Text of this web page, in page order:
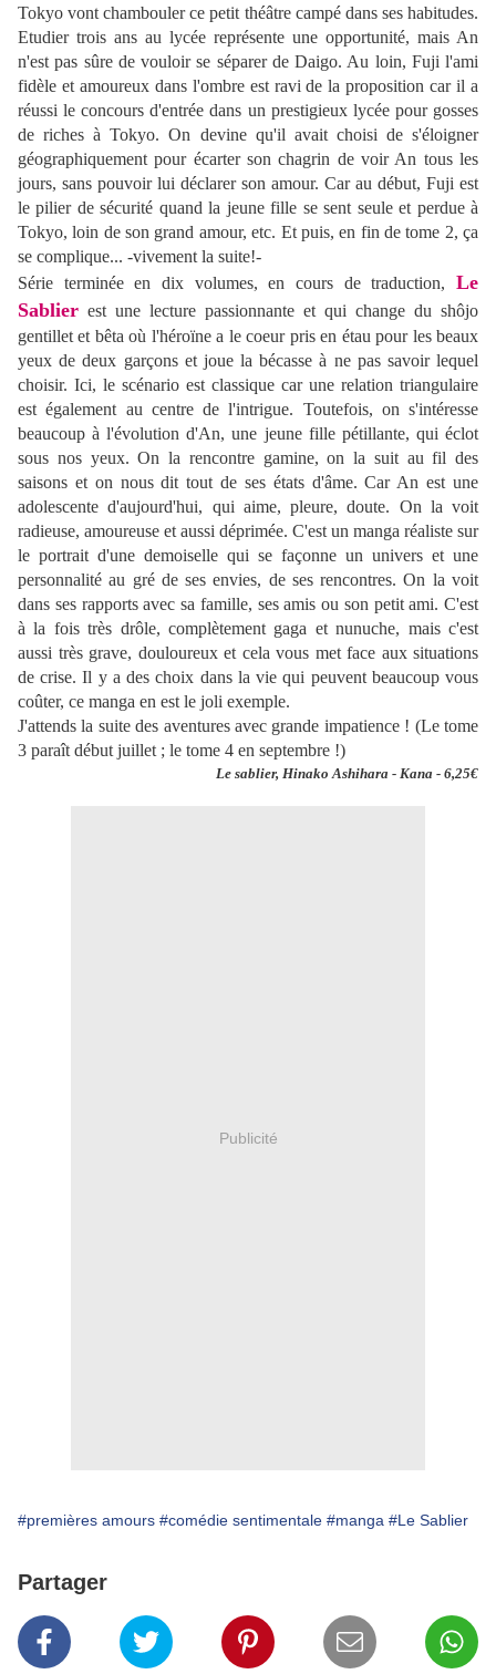
Tokyo vont chambouler ce petit théâtre campé dans ses habitudes.
Etudier trois ans au lycée représente une opportunité, mais An
n'est pas sûre de vouloir se séparer de Daigo. Au loin, Fuji l'ami
fidèle et amoureux dans l'ombre est ravi de la proposition car il a
réussi le concours d'entrée dans un prestigieux lycée pour gosses
de riches à Tokyo. On devine qu'il avait choisi de s'éloigner
géographiquement pour écarter son chagrin de voir An tous les
jours, sans pouvoir lui déclarer son amour. Car au début, Fuji est
le pilier de sécurité quand la jeune fille se sent seule et perdue à
Tokyo, loin de son grand amour, etc. Et puis, en fin de tome 2, ça
se complique... -vivement la suite!-
Série terminée en dix volumes, en cours de traduction, Le
Sablier est une lecture passionnante et qui change du shôjo
gentillet et bêta où l'héroïne a le coeur pris en étau pour les beaux
yeux de deux garçons et joue la bécasse à ne pas savoir lequel
choisir. Ici, le scénario est classique car une relation triangulaire
est également au centre de l'intrigue. Toutefois, on s'intéresse
beaucoup à l'évolution d'An, une jeune fille pétillante, qui éclot
sous nos yeux. On la rencontre gamine, on la suit au fil des
saisons et on nous dit tout de ses états d'âme. Car An est une
adolescente d'aujourd'hui, qui aime, pleure, doute. On la voit
radieuse, amoureuse et aussi déprimée. C'est un manga réaliste sur
le portrait d'une demoiselle qui se façonne un univers et une
personnalité au gré de ses envies, de ses rencontres. On la voit
dans ses rapports avec sa famille, ses amis ou son petit ami. C'est
à la fois très drôle, complètement gaga et nunuche, mais c'est
aussi très grave, douloureux et cela vous met face aux situations
de crise. Il y a des choix dans la vie qui peuvent beaucoup vous
coûter, ce manga en est le joli exemple.
J'attends la suite des aventures avec grande impatience ! (Le tome
3 paraît début juillet ; le tome 4 en septembre !)
Le sablier, Hinako Ashihara - Kana - 6,25€
Publicité
#premières amours #comédie sentimentale #manga #Le Sablier
Partager